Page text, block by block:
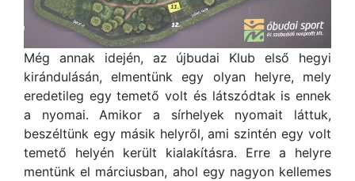
Még annak idején, az újbudai Klub első hegyi
kirándulásán, elmentünk egy olyan helyre, mely
eredetileg egy temető volt és látszódtak is ennek
a nyomai. Amikor a sírhelyek nyomait láttuk,
beszéltünk egy másik helyről, ami szintén egy volt
temető helyén került kialakításra. Erre a helyre
mentünk el márciusban, ahol egy nagyon kellemes